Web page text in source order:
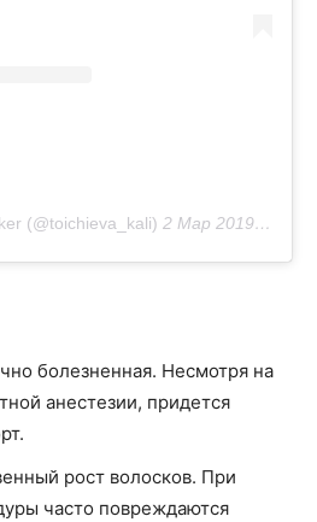
(@toichieva_kali) 2 Мар 2019 в 8:10 PST
болезненная. Несмотря на
анестезии, придется
рост волосков. При
часто повреждаются